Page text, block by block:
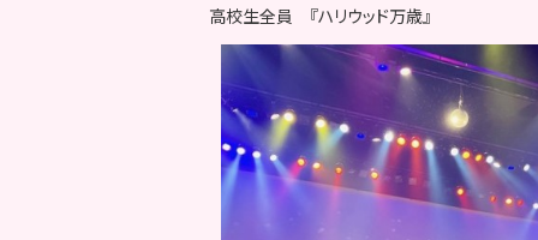
高校生全員 『ハリウッド万歳』